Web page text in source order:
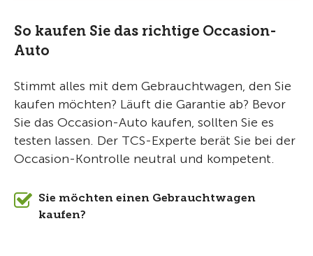
So kaufen Sie das richtige Occasion-
Auto
Stimmt alles mit dem Gebrauchtwagen, den Sie
kaufen möchten? Läuft die Garantie ab? Bevor
Sie das Occasion-Auto kaufen, sollten Sie es
testen lassen. Der TCS-Experte berät Sie bei der
Occasion-Kontrolle neutral und kompetent.
Sie möchten einen Gebrauchtwagen
kaufen?